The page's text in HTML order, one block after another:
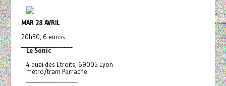
MAR 28 AVRIL
20h30, 6 euros
Le Sonic
4 quai des Etroits, 69005 Lyon
metro/tram Perrache